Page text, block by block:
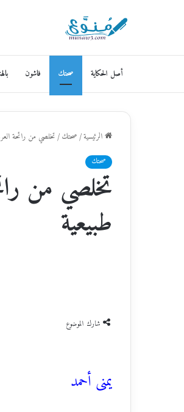
أصل الحكاية صحتك فاشون
الرئيسية/صحتك/تخلصي من رائحة
صحتك
تخلصي من
طبيعية
شارك الموضوع
يمنى أحمد